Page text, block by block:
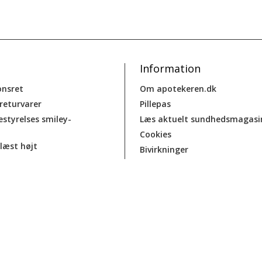
smiley-
læst højt
Information
Om apotekeren.dk
Pillepas
Læs aktuelt
Cookies
Bivirkninger